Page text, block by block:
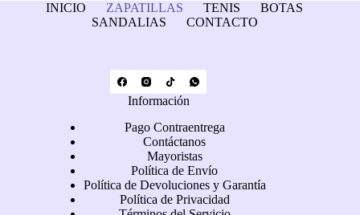
INICIO ZAPATILLAS TENIS
BOTAS
SANDALIAS
CONTACTO
Información
Pago Contraentrega
Contáctanos
Mayoristas
Política de Envío
Política de Devoluciones y Garantía
Política de Privacidad